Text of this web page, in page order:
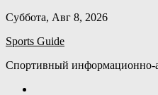
Skip
content
Суббота, Авг 8, 2026
Sports Guide
Спортивный информационно-